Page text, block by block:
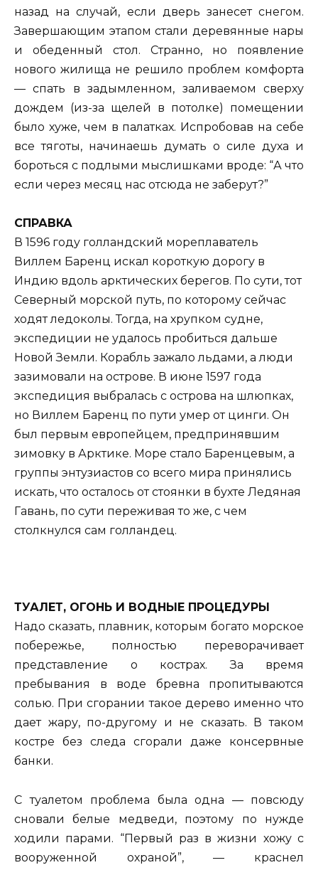
назад на случай, если дверь занесет снегом.
Завершающим этапом стали деревянные нары
и обеденный стол. Странно, но появление
нового жилища не решило проблем комфорта
— спать в задымленном, заливаемом сверху
дождем (из-за щелей в потолке) помещении
было хуже, чем в палатках. Испробовав на себе
все тяготы, начинаешь думать о силе духа и
бороться с подлыми мыслишками вроде: “А что
если через месяц нас отсюда не заберут?”
СПРАВКА
В 1596 году голландский мореплаватель
Виллем Баренц искал короткую дорогу в
Индию вдоль арктических берегов. По сути, тот
Северный морской путь, по которому сейчас
ходят ледоколы. Тогда, на хрупком судне,
экспедиции не удалось пробиться дальше
Новой Земли. Корабль зажало льдами, а люди
зазимовали на острове. В июне 1597 года
экспедиция выбралась с острова на шлюпках,
но Виллем Баренц по пути умер от цинги. Он
был первым европейцем, предпринявшим
зимовку в Арктике. Море стало Баренцевым, а
группы энтузиастов со всего мира принялись
искать, что осталось от стоянки в бухте Ледяная
Гавань, по сути переживая то же, с чем
столкнулся сам голландец.
ТУАЛЕТ, ОГОНЬ И ВОДНЫЕ ПРОЦЕДУРЫ
Надо сказать, плавник, которым богато морское
побережье, полностью переворачивает
представление о кострах. За время
пребывания в воде бревна пропитываются
солью. При сгорании такое дерево именно что
дает жару, по-другому и не сказать. В таком
костре без следа сгорали даже консервные
банки.
С туалетом проблема была одна — повсюду
сновали белые медведи, поэтому по нужде
ходили парами. “Первый раз в жизни хожу с
вооруженной охраной”, — краснел